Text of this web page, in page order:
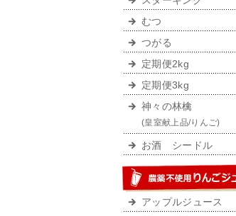
むつ
つがる
定期便2kg
定期便3kg
神々の林檎
(皇室献上品/りんご)
お酒 シードル
アップルジュース